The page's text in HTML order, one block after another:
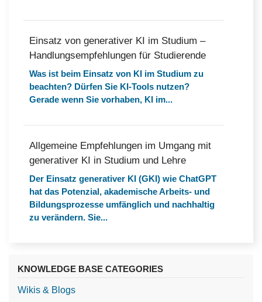
Einsatz von generativer KI im Studium –
Handlungsempfehlungen für Studierende
Was ist beim Einsatz von KI im Studium zu
beachten? Dürfen Sie KI-Tools nutzen?
Gerade wenn Sie vorhaben, KI im...
Allgemeine Empfehlungen im Umgang mit
generativer KI in Studium und Lehre
Der Einsatz generativer KI (GKI) wie ChatGPT
hat das Potenzial, akademische Arbeits- und
Bildungsprozesse umfänglich und nachhaltig
zu verändern. Sie...
KNOWLEDGE BASE CATEGORIES
Wikis & Blogs